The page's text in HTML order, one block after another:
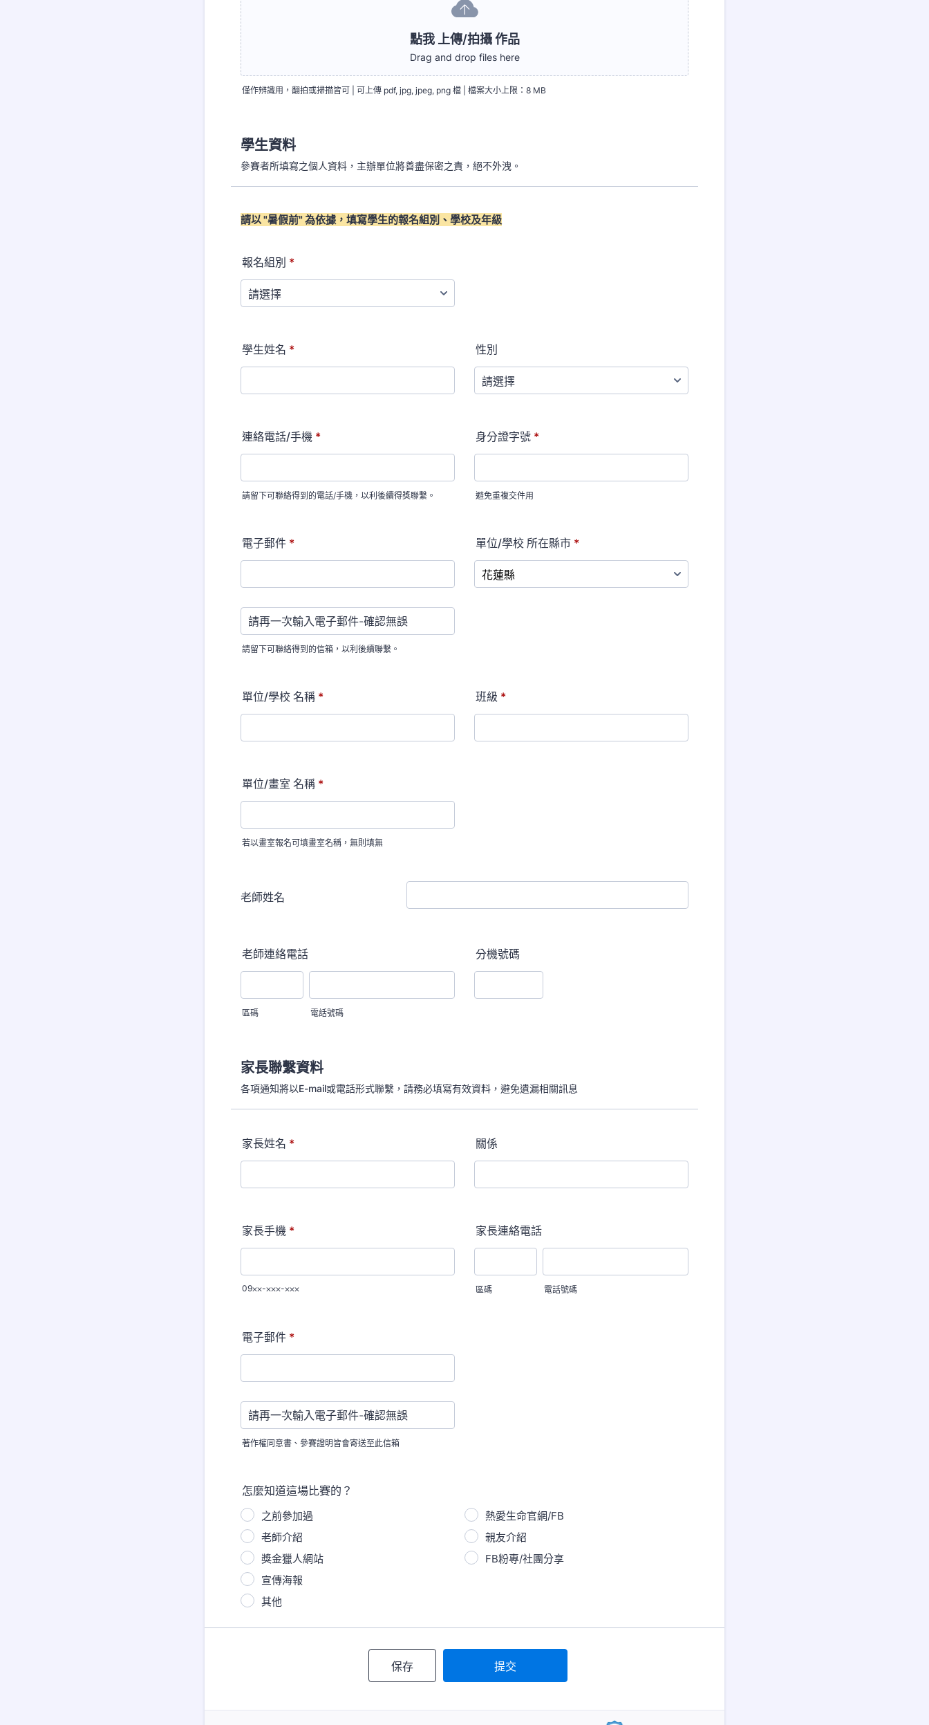
點我 上傳/拍攝 作品
Drag and drop files here
僅作辨識用，翻拍或掃描皆可 | 可上傳 pdf, jpg, jpeg, png 檔 | 檔案大小上限：8 MB
學生資料
參賽者所填寫之個人資料，主辦單位將善盡保密之責，絕不外洩。
請以 "暑假前" 為依據，填寫學生的報名組別、 學校及年級
報名組別 *
學生姓名 * 性別
連絡電話/手機 *
請留下可聯絡得到的電話/手機，以利後續得獎聯繫。
身分證字號 *
避免重複交件用
電子郵件 *
Confirmation Email
請留下可聯絡得到的信箱，以利後續聯繫。
單位/學校 所在縣市 *
單位/學校 名稱 * 班級 *
單位/畫室 名稱 *
若以畫室報名可填畫室名稱，無則填無
老師姓名
老師連絡電話
區碼 電話號碼
分機號碼
家長聯繫資料
各項通知將以E-mail或電話形式聯繫，請務必填寫有效資料，避免遺漏相關訊息
家長姓名 * 關係
家長手機 *
09⨉⨉-⨉⨉⨉-⨉⨉⨉
家長連絡電話
區碼 電話號碼
電子郵件 *
Confirmation Email
著作權同意書、參賽證明皆會寄送至此信箱
怎麼知道這場比賽的？
之前參加過
熱愛生命官網/FB
老師介紹
親友介紹
獎金獵人網站
FB粉專/社團分享
宣傳海報
其他
保存 提交